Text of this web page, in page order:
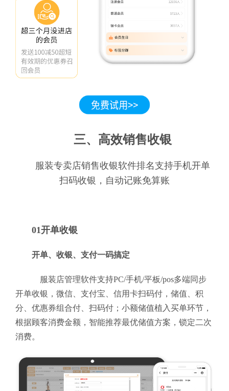
三、高效销售收银
服装专卖店销售收银软件排名支持手机开单
扫码收银，自动记账免算账
01开单收银
开单、收银、支付一码搞定
服装店管理软件支持PC/手机/平板/pos多端同步
开单收银，微信、支付宝、信用卡扫码付，储值、积
分、优惠券组合付、扫码付；小额储值植入买单环节，
根据顾客消费金额，智能推荐最优储值方案，锁定二次
消费。